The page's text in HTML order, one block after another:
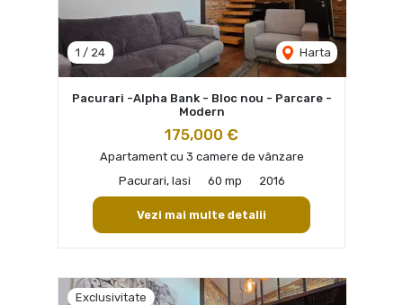
1 / 24 Harta
Pacurari -Alpha Bank - Bloc nou - Parcare -
Modern
175,000 €
Apartament cu 3 camere de vânzare
Pacurari, Iasi
60 mp 2016
Vezi mai multe detalii
Exclusivitate